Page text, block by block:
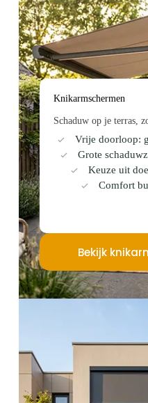
Knikarmschermen
Schaduw op je terras,
Vrije doorloop:
Grote
Keuze uit
Comfort
Bekijk